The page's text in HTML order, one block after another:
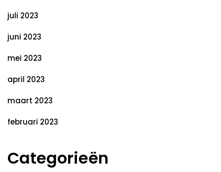
juli 2023
juni 2023
mei 2023
april 2023
maart 2023
februari 2023
Categorieën